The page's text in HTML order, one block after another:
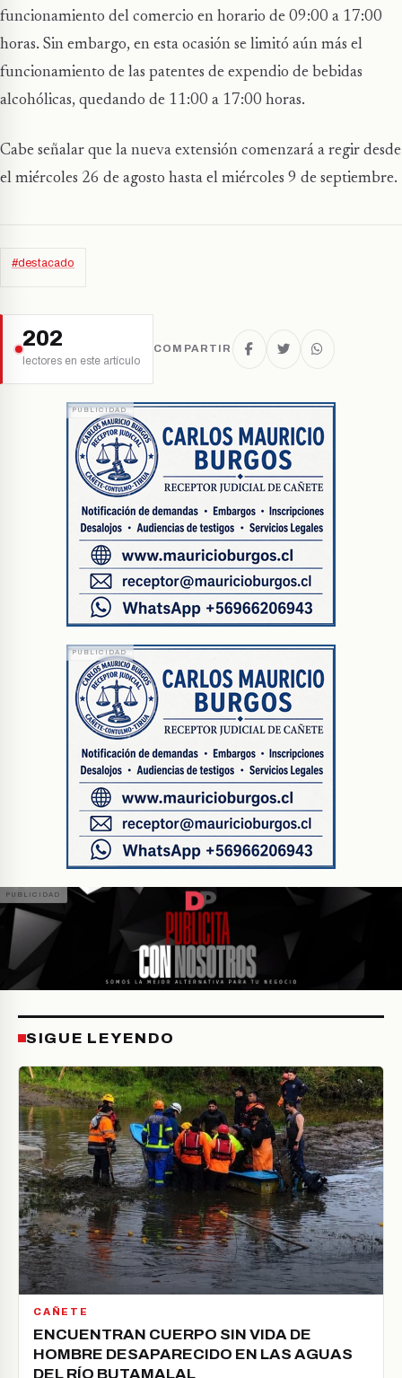
funcionamiento del comercio en horario de 09:00 a 17:00
horas. Sin embargo, en esta ocasión se limitó aún más el
funcionamiento de las patentes de expendio de bebidas
alcohólicas, quedando de 11:00 a 17:00 horas.
Cabe señalar que la nueva extensión comenzará a regir desde
el miércoles 26 de agosto hasta el miércoles 9 de septiembre.
#destacado
202
lectores en este artículo
COMPARTIR
SIGUE LEYENDO
CAÑETE
ENCUENTRAN CUERPO SIN VIDA DE
HOMBRE DESAPARECIDO EN LAS AGUAS
DEL RÍO BUTAMALAL